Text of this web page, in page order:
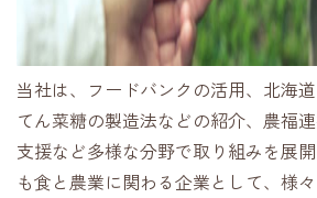
当社は、フードバンクの活用、北海
てん菜糖の製造法などの紹介、農福
支援など多様な分野で取り組みを展
も食と農業に関わる企業として、様